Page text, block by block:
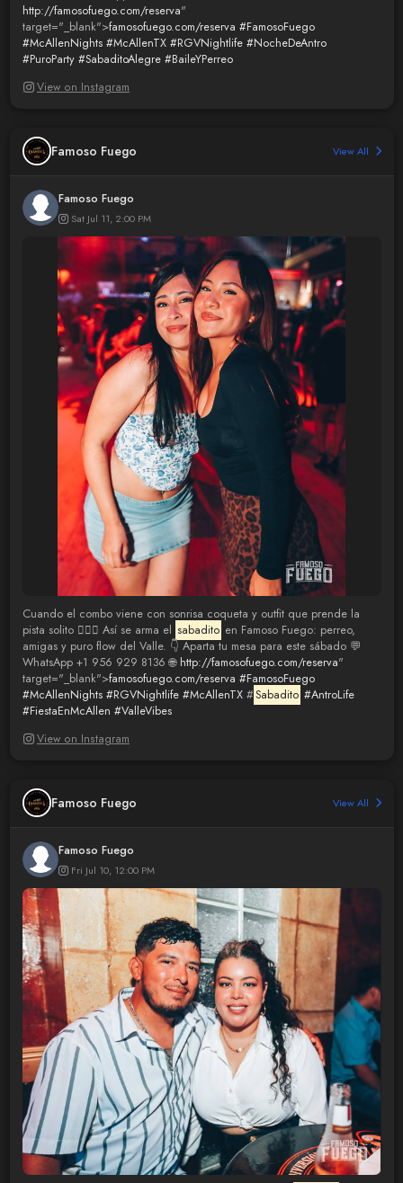
http://famosofuego.com/reserva"
target="_blank">famosofuego.com/reserva #FamosoFuego
#McAllenNights #McAllenTX #RGVNightlife #NocheDeAntro
#PuroParty #SabaditoAlegre #BaileYPerreo
View on Instagram
Famoso Fuego View All
Famoso Fuego
Sat Jul 11, 2:00 PM
Cuando el combo viene con sonrisa coqueta y outfit que prende la
pista solito 😮‍💨🔥 Así se arma el sabadito en Famoso Fuego: perreo,
amigas y puro flow del Valle. 👇 Aparta tu mesa para este sábado 💬
WhatsApp +1 956 929 8136 🌐 http://famosofuego.com/reserva"
target="_blank">famosofuego.com/reserva #FamosoFuego
#McAllenNights #RGVNightlife #McAllenTX#Sabadito #AntroLife
#FiestaEnMcAllen #ValleVibes
View on Instagram
Famoso Fuego View All
Famoso Fuego
Fri Jul 10, 12:00 PM